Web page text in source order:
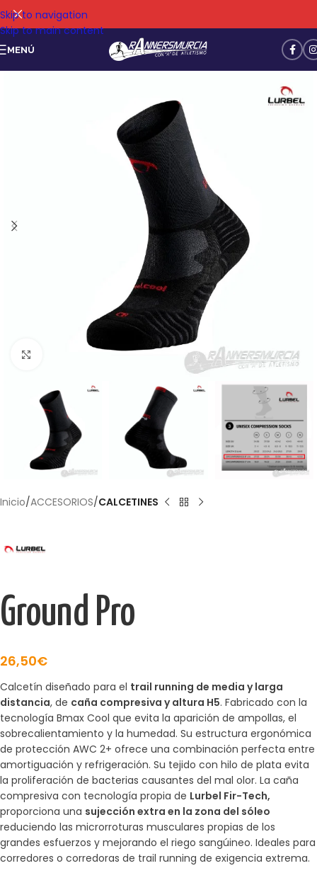
Skip to navigation
Skip to main content
MENÚ
Haga Click para agrandar
Inicio ACCESORIOS CALCETINES
Ground Pro
26,50€
Calcetín diseñado para el trail running de media y larga
distancia, de caña compresiva y altura H5. Fabricado con la
tecnología Bmax Cool que evita la aparición de ampollas, el
sobrecalientamiento y la humedad. Su estructura ergonómica
de protección AWC 2+ ofrece una combinación perfecta entre
amortiguación y refrigeración. Su tejido con hilo de plata evita
la proliferación de bacterias causantes del mal olor. La caña
compresiva con tecnología propia de Lurbel Fir-Tech,
proporciona una sujección extra en la zona del sóleo
reduciendo las microrroturas musculares propias de los
grandes esfuerzos y mejorando el riego sangúineo. Ideales para
corredores o corredoras de trail running de exigencia extrema.